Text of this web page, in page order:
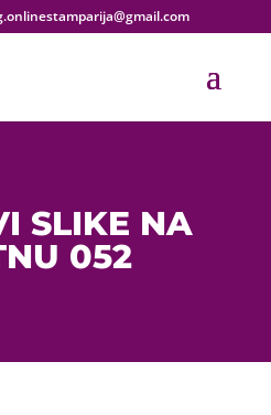
SLIKE NA
052